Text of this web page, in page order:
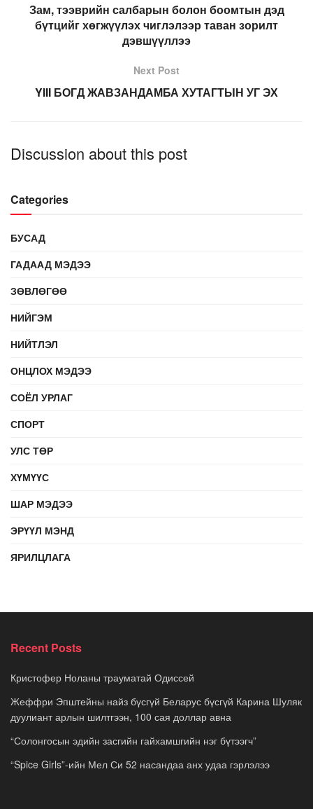
Зам, тээврийн салбарын болон боомтын дэд
бүтцийг хөгжүүлэх чиглэлээр таван зорилт
дэвшүүллээ
Next Post
YIII БОГД ЖАВЗАНДАМБА ХУТАГТЫН УГ ЭХ
Discussion about this post
Categories
БУСАД
ГАДААД МЭДЭЭ
ЗӨВЛӨГӨӨ
НИЙГЭМ
НИЙТЛЭЛ
ОНЦЛОХ МЭДЭЭ
СОЁЛ УРЛАГ
СПОРТ
УЛС ТӨР
ХҮМҮҮС
ШАР МЭДЭЭ
ЭРҮҮЛ МЭНД
ЯРИЛЦЛАГА
Recent Posts
Кристофер Ноланы трауматай Одиссей
Жеффри Эпштейны найз бүсгүй Беларус бүсгүй Карина Шуляк
дуулиант арлын шилтгээн, 100 сая доллар авна
“Солонгосын эдийн засгийн гайхамшгийн нэг бүтээгч”
“Spice Girls”-ийн Мел Си 52 насандаа анх удаа гэрлэлээ